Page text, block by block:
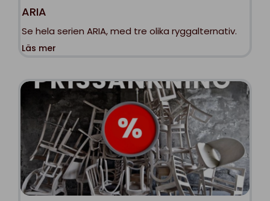
ARIA
Se hela serien ARIA, med tre olika ryggalternativ.
Läs mer